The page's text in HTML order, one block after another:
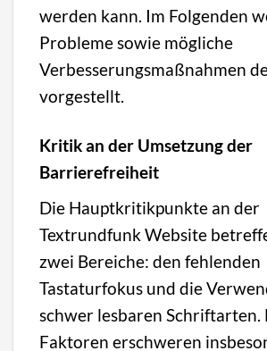
werden kann. Im Folgenden
Probleme sowie mögliche
Verbesserungsmaßnahmen
vorgestellt.
Kritik an der Umsetzung der
Barrierefreiheit
Die Hauptkritikpunkte an der
Textrundfunk Website
zwei Bereiche: den fehlenden
Tastaturfokus und die
schwer lesbaren Schriftarten.
Faktoren erschweren